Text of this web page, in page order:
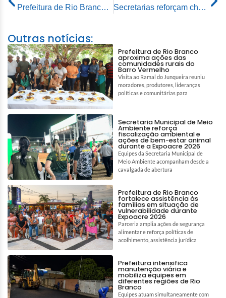
Prefeitura de Rio Branco avalia primeira etapa do programa Prefeitura nas Ruas e reforça ações integradas nos bairros
Secretarias reforçam chamamento para retorno integral dos servidores da Educação às atividades
Outras notícias:
Prefeitura de Rio Branco
aproxima ações das
comunidades rurais do
Barro Vermelho
Visita ao Ramal do Junqueira reuniu
moradores, produtores, lideranças
políticas e comunitárias para
Secretaria Municipal de Meio
Ambiente reforça
fiscalização ambiental e
ações de bem-estar animal
durante a Expoacre 2026
Equipes da Secretaria Municipal de
Meio Ambiente acompanham desde a
cavalgada de abertura
Prefeitura de Rio Branco
fortalece assistência às
famílias em situação de
vulnerabilidade durante
Expoacre 2026
Parceria amplia ações de segurança
alimentar e reforça políticas de
acolhimento, assistência jurídica
Prefeitura intensifica
manutenção viária e
mobiliza equipes em
diferentes regiões de Rio
Branco
Equipes atuam simultaneamente com